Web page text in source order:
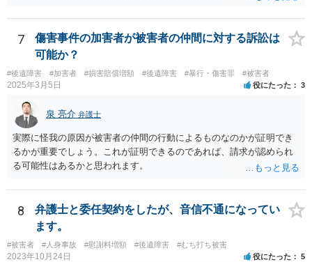
い場合が多いです。 また、保険会社から提案される金額は低めに出さ
れることも多いため、その交渉のために弁護士を入れるということも
考えられるかと思われます。
7
傷害事件の加害者が被害者の仲間に対する訴訟は
可能か？
#後遺障害 #加害者 #損害賠償増額 #後遺障害 #暴行・傷害罪 #被害者
2025年3月5日 役にたった 3
泉 亮介 弁護士
実際に怪我の原因が被害者の仲間の行動によるものなのかが証明でき
るかが重要でしょう。これが証明できるのであれば、請求が認められ
る可能性はあるかと思われます。
8
弁護士と委任契約をしたが、音信不通になってい
ます。
#被害者 #人身事故 #慰謝料増額 #後遺障害 #むち打ち被害
2023年10月24日 役にたった 5